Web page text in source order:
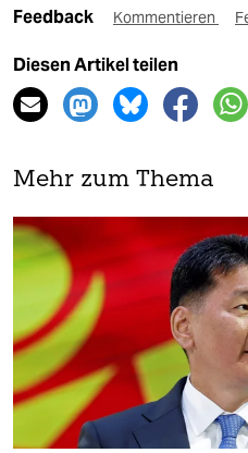
Feedback Kommentieren
Diesen Artikel teilen
Mehr zum Thema